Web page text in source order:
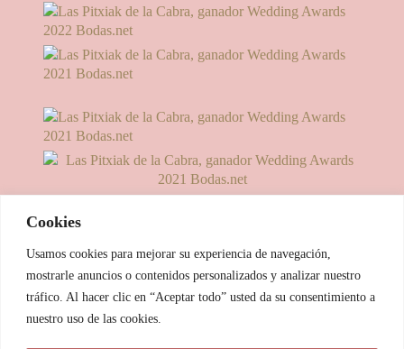
Cookies
Usamos cookies para mejorar su experiencia de navegación,
mostrarle anuncios o contenidos personalizados y analizar nuestro
tráfico. Al hacer clic en “Aceptar todo” usted da su consentimiento a
nuestro uso de las cookies.